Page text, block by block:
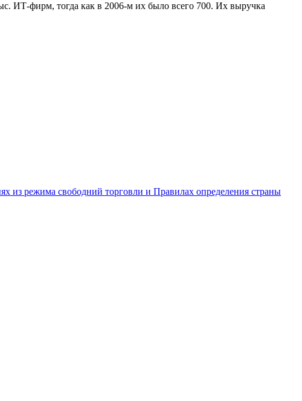
ИТ-фирм, тогда как в 2006-м их было всего 700. Их выручка
из режима свободний торговли и Правилах определения страны